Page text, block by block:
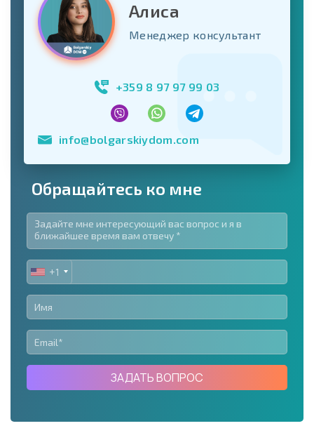
Алиса
Менеджер консультант
+359 8 97 97 99 03
info@bolgarskiydom.com
Обращайтесь ко мне
UNITED
STATES
+1
+1
ЗАДАТЬ ВОПРОС